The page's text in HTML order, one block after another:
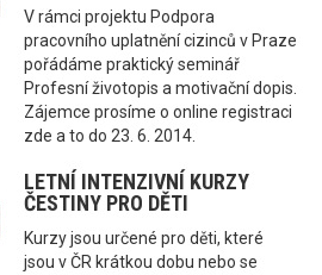
V rámci projektu Podpora
pracovního uplatnění cizinců v Praze
pořádáme praktický seminář
Profesní životopis a motivační dopis.
Zájemce prosíme o online registraci
zde a to do 23. 6. 2014.
LETNÍ INTENZIVNÍ KURZY
ČESTINY PRO DĚTI
Kurzy jsou určené pro děti, které
jsou v ČR krátkou dobu nebo se